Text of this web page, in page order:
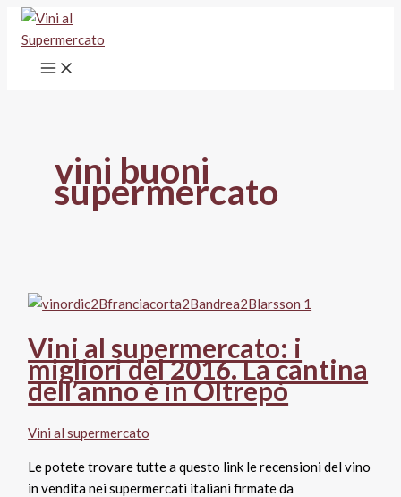
Vai
contenuto
vini buoni
supermercato
Vini al supermercato: i
migliori del 2016. La cantina
dell’anno è in Oltrepò
Vini al supermercato
Le potete trovare tutte a questo link le recensioni del vino
in vendita nei supermercati italiani firmate da